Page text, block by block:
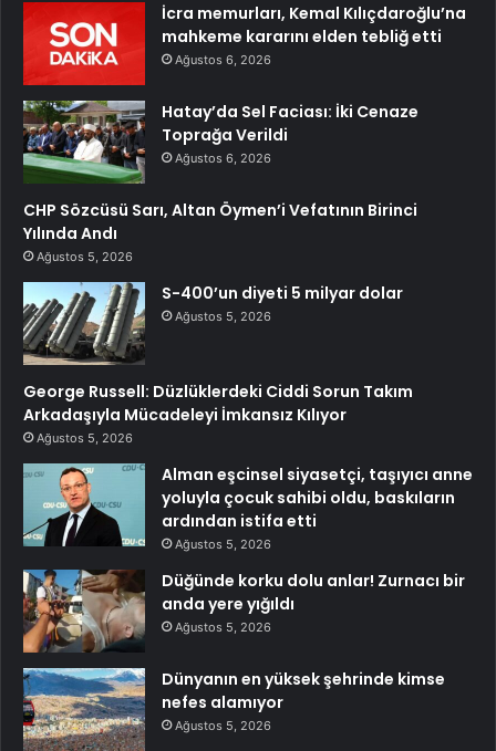
İcra memurları, Kemal Kılıçdaroğlu’na
mahkeme kararını elden tebliğ etti
Ağustos 6, 2026
Hatay’da Sel Faciası: İki Cenaze
Toprağa Verildi
Ağustos 6, 2026
CHP Sözcüsü Sarı, Altan Öymen’i Vefatının Birinci
Yılında Andı
Ağustos 5, 2026
S-400’un diyeti 5 milyar dolar
Ağustos 5, 2026
George Russell: Düzlüklerdeki Ciddi Sorun Takım
Arkadaşıyla Mücadeleyi İmkansız Kılıyor
Ağustos 5, 2026
Alman eşcinsel siyasetçi, taşıyıcı anne
yoluyla çocuk sahibi oldu, baskıların
ardından istifa etti
Ağustos 5, 2026
Düğünde korku dolu anlar! Zurnacı bir
anda yere yığıldı
Ağustos 5, 2026
Dünyanın en yüksek şehrinde kimse
nefes alamıyor
Ağustos 5, 2026